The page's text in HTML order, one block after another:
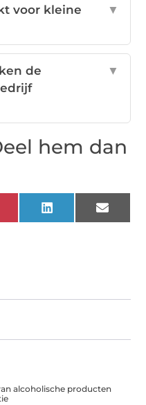
voor kleine
▼
de
▼
hem dan
LinkedIn Email
alcoholische producten